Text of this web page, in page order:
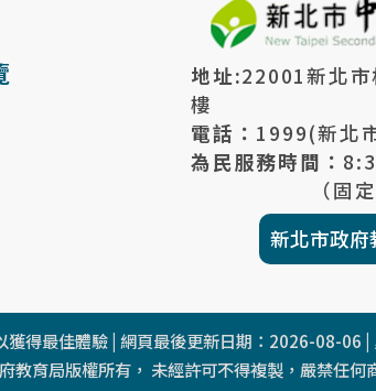
地址:22001新北
樓
電話： 1999(新北
為民服務時間：
（固
新北市政府
得最佳體驗 | 網頁最後更新日期： 2026-08-06 |
教育局版權所有， 未經許可不得複製，嚴禁任何